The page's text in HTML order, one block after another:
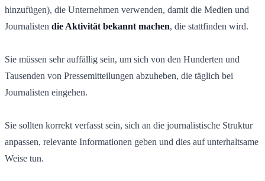
hinzufügen), die Unternehmen verwenden, damit die Medien und
Journalisten die Aktivität bekannt machen, die stattfinden wird.
Sie müssen sehr auffällig sein, um sich von den Hunderten und
Tausenden von Pressemitteilungen abzuheben, die täglich bei
Journalisten eingehen.
Sie sollten korrekt verfasst sein, sich an die journalistische Struktur
anpassen, relevante Informationen geben und dies auf unterhaltsame
Weise tun.